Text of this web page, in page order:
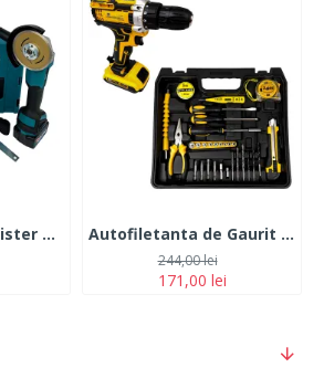
Trusa German Meister Masina cu Impact + Polizor Unghiular 128V, 6Ah, cu 2 Acumulatori Autofiletanta de Gaurit si Insurubat German Meister 36V, 5 Ah Galbena cu 2 Acumulatori + 30 Accesorii
171,00 lei
244,00 lei